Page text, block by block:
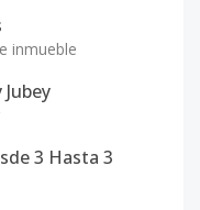
inmueble
3 Hasta 3